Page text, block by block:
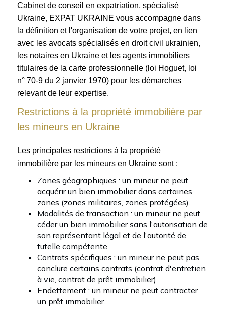
Cabinet de conseil en expatriation, spécialisé
Ukraine, EXPAT UKRAINE vous accompagne dans
la définition et l'organisation de votre projet, en lien
avec les avocats spécialisés en droit civil ukrainien,
les notaires en Ukraine et les agents immobiliers
titulaires de la carte professionnelle (loi Hoguet, loi
n° 70-9 du 2 janvier 1970) pour les démarches
relevant de leur expertise.
Restrictions à la propriété immobilière par
les mineurs en Ukraine
Les principales restrictions à la propriété
immobilière par les mineurs en Ukraine sont :
Zones géographiques : un mineur ne peut
acquérir un bien immobilier dans certaines
zones (zones militaires, zones protégées).
Modalités de transaction : un mineur ne peut
céder un bien immobilier sans l'autorisation de
son représentant légal et de l'autorité de
tutelle compétente.
Contrats spécifiques : un mineur ne peut pas
conclure certains contrats (contrat d'entretien
à vie, contrat de prêt immobilier).
Endettement : un mineur ne peut contracter
un prêt immobilier.